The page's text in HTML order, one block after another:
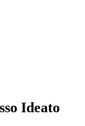
Ideato